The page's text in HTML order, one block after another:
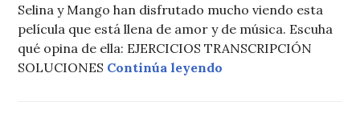
Selina y Mango han disfrutado mucho viendo esta
película que está llena de amor y de música. Escuha
qué opina de ella: EJERCICIOS TRANSCRIPCIÓN
SOLUCIONES Continúa leyendo